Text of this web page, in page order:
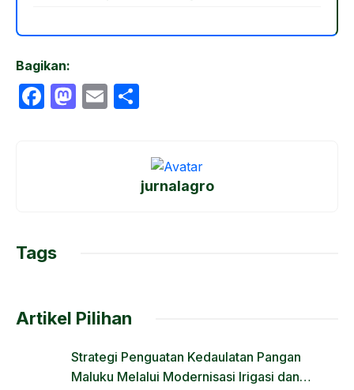
Bagikan:
F
o
k
M E
e
jurnalagro
Tags
Artikel Pilihan
Strategi Penguatan Kedaulatan Pangan
Maluku Melalui Modernisasi Irigasi dan